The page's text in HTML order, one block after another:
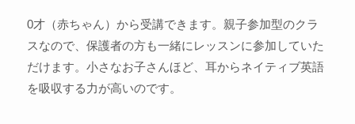
0才（赤ちゃん）から受講できます。親子参加型のクラ
スなので、保護者の方も一緒にレッスンに参加していた
だけます。小さなお子さんほど、耳からネイティブ英語
を吸収する力が高いのです。